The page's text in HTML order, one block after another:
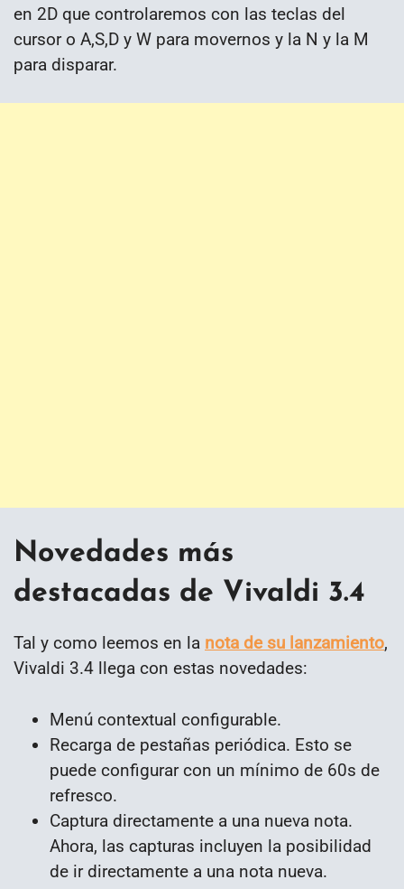
en 2D que controlaremos con las teclas del
cursor o A,S,D y W para movernos y la N y la M
para disparar.
Novedades más
destacadas de Vivaldi 3.4
Tal y como leemos en la nota de su lanzamiento,
Vivaldi 3.4 llega con estas novedades:
Menú contextual configurable.
Recarga de pestañas periódica. Esto se
puede configurar con un mínimo de 60s de
refresco.
Captura directamente a una nueva nota.
Ahora, las capturas incluyen la posibilidad
de ir directamente a una nota nueva.